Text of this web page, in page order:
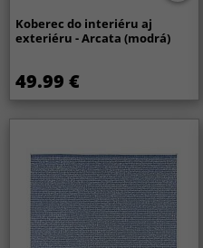
Koberec do interiéru aj
exteriéru - Arcata (modrá)
49.99 €